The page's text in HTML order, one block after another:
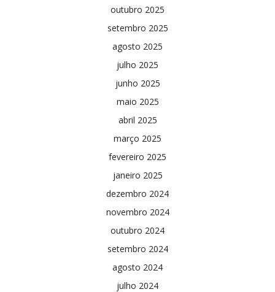
outubro 2025
setembro 2025
agosto 2025
julho 2025
junho 2025
maio 2025
abril 2025
março 2025
fevereiro 2025
janeiro 2025
dezembro 2024
novembro 2024
outubro 2024
setembro 2024
agosto 2024
julho 2024